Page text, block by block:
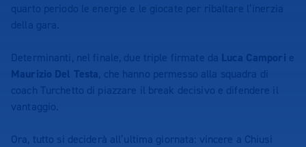
quarto periodo le energie e le giocate per ribaltare l’inerzia
della gara.
Determinanti, nel finale, due triple firmate da Luca Campori e
Maurizio Del Testa, che hanno permesso alla squadra di
coach Turchetto di piazzare il break decisivo e difendere il
vantaggio.
Ora, tutto si deciderà all’ultima giornata: vincere a Chiusi